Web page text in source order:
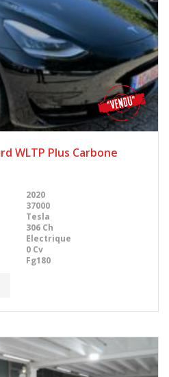
WLTP Plus Carbone
2020
37000
Tesla
306 Ch
Electrique
0 Cv
Fg180